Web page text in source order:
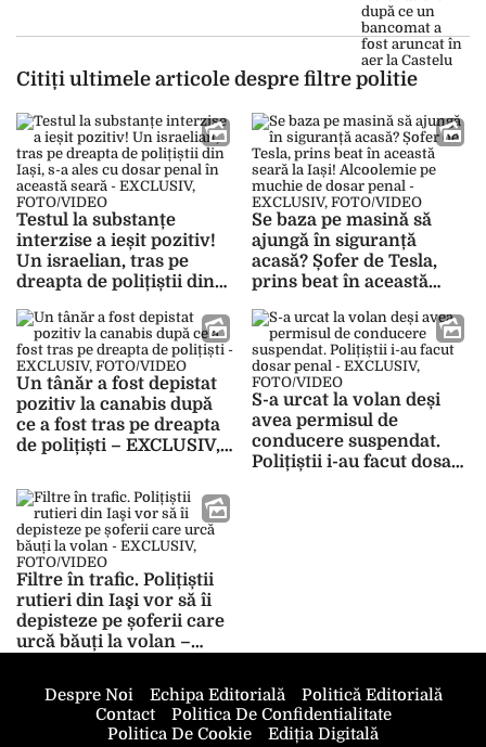
Citiți ultimele articole despre filtre politie
Testul la substanțe
interzise a ieșit pozitiv!
Un israelian, tras pe
dreapta de polițiștii din
penal în această seară –
EXCLUSIV, FOTO/VIDEO
Se baza pe masină să
ajungă în siguranță
acasă? Șofer de Tesla,
prins beat în această
pe muchie de dosar
penal – EXCLUSIV,
FOTO/VIDEO
Un tânăr a fost depistat
pozitiv la canabis după
ce a fost tras pe dreapta
de polițiști – EXCLUSIV,
S-a urcat la volan deși
avea permisul de
conducere suspendat.
Polițiștii i-au facut dosar
Filtre în trafic. Polițiștii
rutieri din Iaşi vor să îi
depisteze pe șoferii care
urcă băuți la volan –
Despre Noi
Echipa Editorială
Politică Editorială
Contact
Politica De Confidentialitate
Politica De Cookie
Ediția Digitală